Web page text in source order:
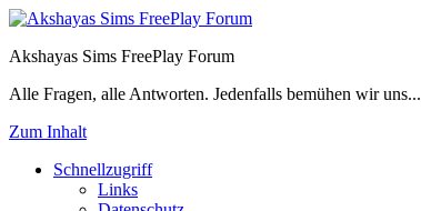
Akshayas Sims FreePlay Forum
Alle Fragen, alle Antworten. Jedenfalls bemühen wir uns...
Zum Inhalt
Schnellzugriff
Links